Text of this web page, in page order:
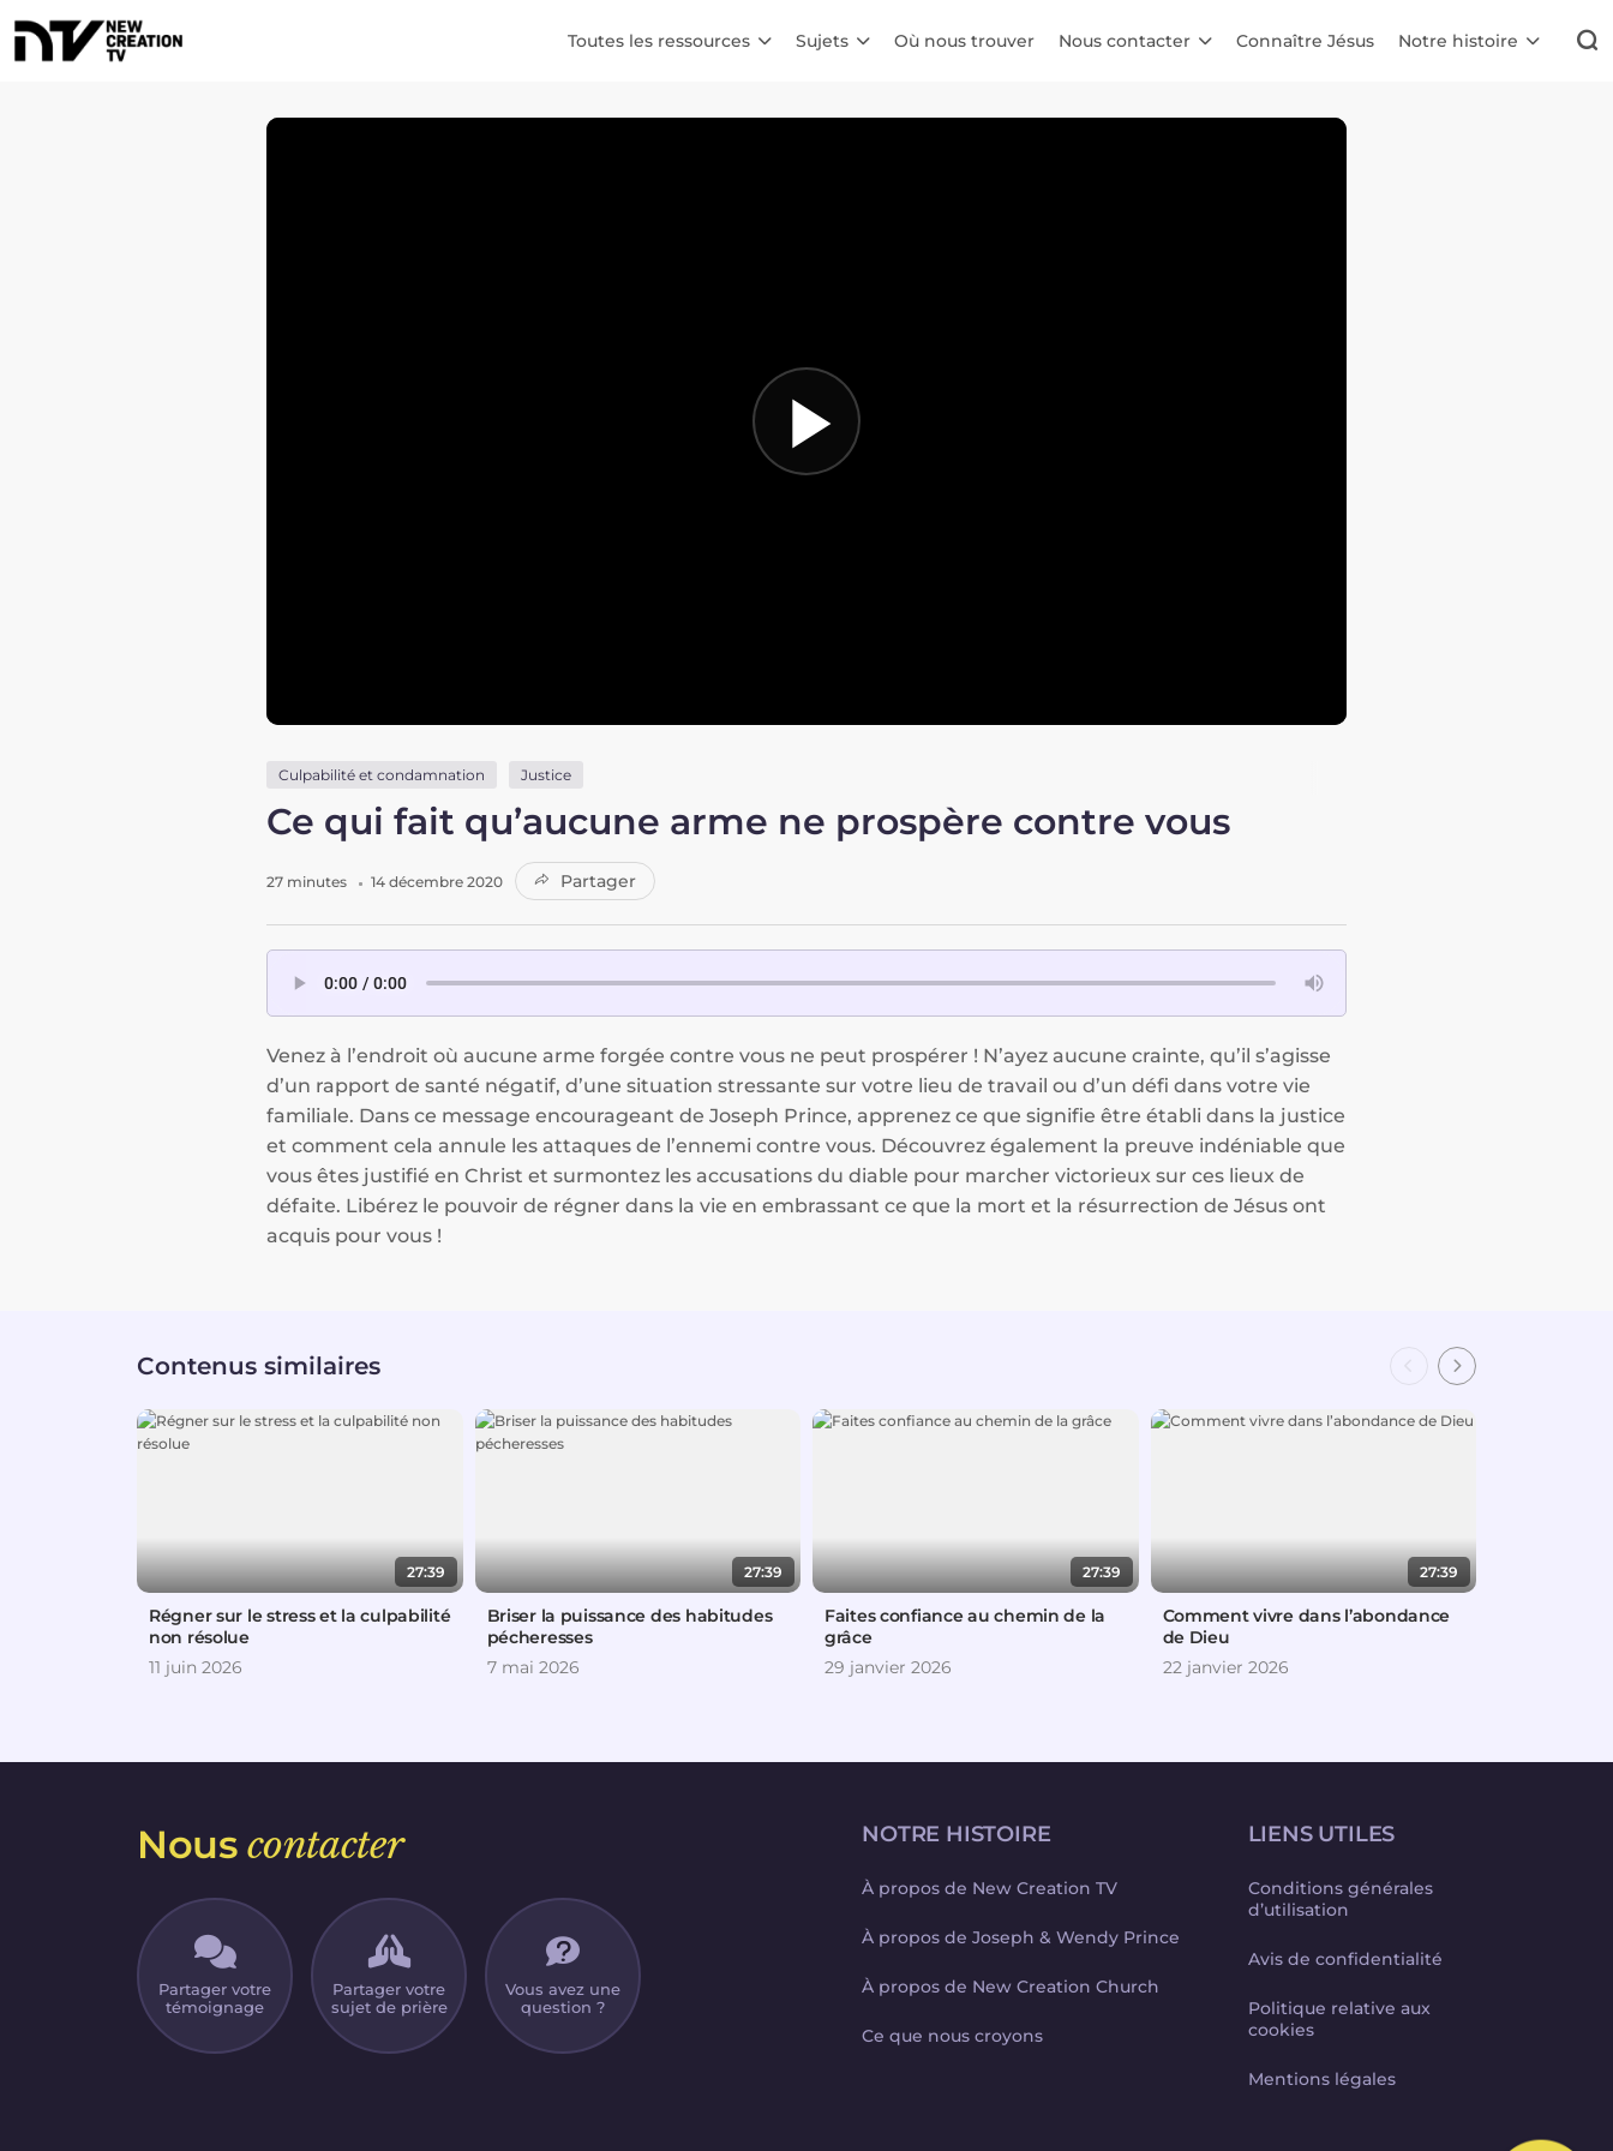
Toutes les ressources Sujets Où nous trouver Nous contacter Connaître Jésus Notre histoire
Culpabilité et condamnation Justice
Ce qui fait qu’aucune arme ne prospère contre vous
27 minutes 14 décembre 2020 Partager
Venez à l’endroit où aucune arme forgée contre vous ne peut prospérer ! N’ayez aucune crainte, qu’il s’agisse
d’un rapport de santé négatif, d’une situation stressante sur votre lieu de travail ou d’un défi dans votre vie
familiale. Dans ce message encourageant de Joseph Prince, apprenez ce que signifie être établi dans la justice
et comment cela annule les attaques de l’ennemi contre vous. Découvrez également la preuve indéniable que
vous êtes justifié en Christ et surmontez les accusations du diable pour marcher victorieux sur ces lieux de
défaite. Libérez le pouvoir de régner dans la vie en embrassant ce que la mort et la résurrection de Jésus ont
acquis pour vous !
Contenus similaires
27:39
Régner sur le stress et la culpabilité
non résolue
11 juin 2026
27:39
Briser la puissance des habitudes
pécheresses
7 mai 2026
27:39
Faites confiance au chemin de la
grâce
29 janvier 2026
27:39
Comment vivre dans l’abondance
de Dieu
22 janvier 2026
Nouscontacter
Partager votre
témoignage
Partager votre
sujet de prière
Vous avez une
question ?
NOTRE HISTOIRE
À propos de New Creation TV
À propos de Joseph & Wendy Prince
À propos de New Creation Church
Ce que nous croyons
LIENS UTILES
Conditions générales
d’utilisation
Avis de confidentialité
Politique relative aux
cookies
Mentions légales